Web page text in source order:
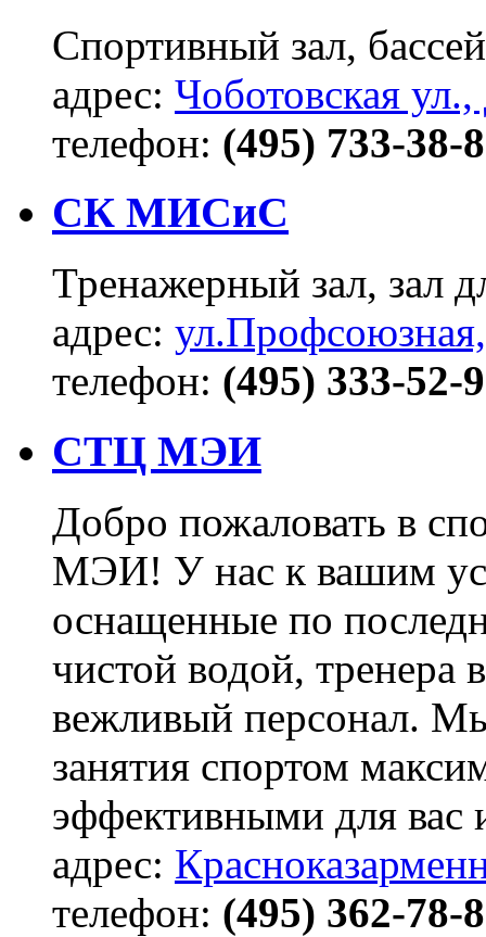
Спортивный зал,
адрес: Чоботовская ул.,
телефон: (495) 733-38-
СК МИСиС
Тренажерный зал, зал
адрес:
телефон: (495) 333-52-
СТЦ МЭИ
Добро пожаловать в
МЭИ! У нас к вашим
оснащенные по
чистой водой, тренера
вежливый персонал.
занятия спортом
эффективными для вас
адрес:
телефон: (495) 362-78-